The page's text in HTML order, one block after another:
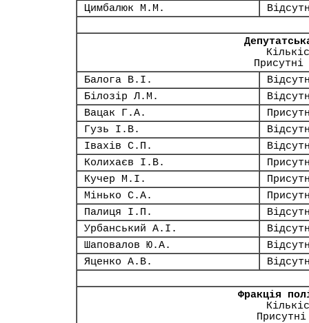
Цимбалюк М.М.
Балога В.І.
Білозір Л.М.
Вацак Г.А.
Гузь І.В.
Івахів С.П.
Колихаєв І.В.
Кучер М.І.
Мінько С.А.
Палиця І.П.
Урбанський А.І.
Шаповалов Ю.А.
Яценко А.В.
Фракція